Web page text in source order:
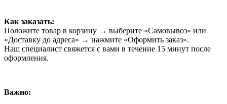
Как заказать:
Положите товар в корзину → выберите «Самовывоз» или
«Доставку до адреса» → нажмите «Оформить заказ».
Наш специалист свяжется с вами в течение 15 минут после
оформления.
Важно: